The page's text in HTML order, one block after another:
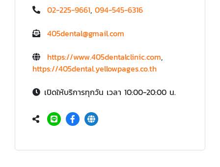
02-225-9661, 094-545-6316
405dental@gmail.com
https://www.405dentalclinic.com,
https://405dental.yellowpages.co.th
เปิดให้บริการทุกวัน เวลา 10:00-20:00 น.